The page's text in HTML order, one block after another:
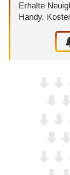
Erhalte
Handy.